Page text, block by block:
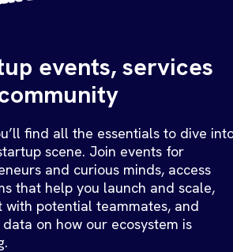
events, services
find all the essentials to dive
scene. Join events for
and curious minds, access
that help you launch and scale,
with potential teammates, and
on how our ecosystem is